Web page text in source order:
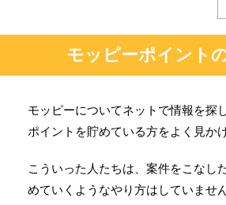
モッピーポイント
モッピーについてネットで情報を探
ポイントを貯めている方をよく見かけ
こういった人たちは、案件をこなし
めていくようなやり方はしていません